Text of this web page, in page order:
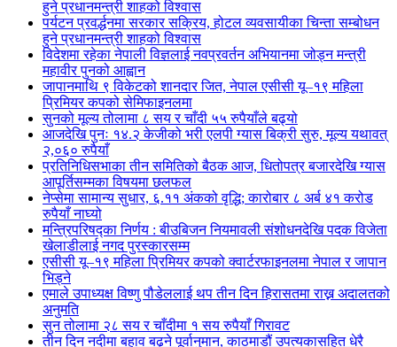
हुने प्रधानमन्त्री शाहको विश्वास
पर्यटन प्रवर्द्धनमा सरकार सक्रिय, होटल व्यवसायीका चिन्ता सम्बोधन
हुने प्रधानमन्त्री शाहको विश्वास
विदेशमा रहेका नेपाली विज्ञलाई नवप्रवर्तन अभियानमा जोड्न मन्त्री
महावीर पुनको आह्वान
जापानमाथि ९ विकेटको शानदार जित, नेपाल एसीसी यू–१९ महिला
प्रिमियर कपको सेमिफाइनलमा
सुनको मूल्य तोलामा ८ सय र चाँदी ५५ रुपैयाँले बढ्यो
आजदेखि पुनः १४.२ केजीको भरी एलपी ग्यास बिक्री सुरु, मूल्य यथावत्
२,०६० रुपैयाँ
प्रतिनिधिसभाका तीन समितिको बैठक आज, धितोपत्र बजारदेखि ग्यास
आपूर्तिसम्मका विषयमा छलफल
नेप्सेमा सामान्य सुधार, ६.११ अंकको वृद्धि; कारोबार ८ अर्ब ४१ करोड
रुपैयाँ नाघ्यो
मन्त्रिपरिषद्का निर्णय : बीउबिजन नियमावली संशोधनदेखि पदक विजेता
खेलाडीलाई नगद पुरस्कारसम्म
एसीसी यू–१९ महिला प्रिमियर कपको क्वार्टरफाइनलमा नेपाल र जापान
भिड्ने
एमाले उपाध्यक्ष विष्णु पौडेललाई थप तीन दिन हिरासतमा राख्न अदालतको
अनुमति
सुन तोलामा २८ सय र चाँदीमा १ सय रुपैयाँ गिरावट
तीन दिन नदीमा बहाव बढ्ने पूर्वानुमान, काठमाडौं उपत्यकासहित धेरै